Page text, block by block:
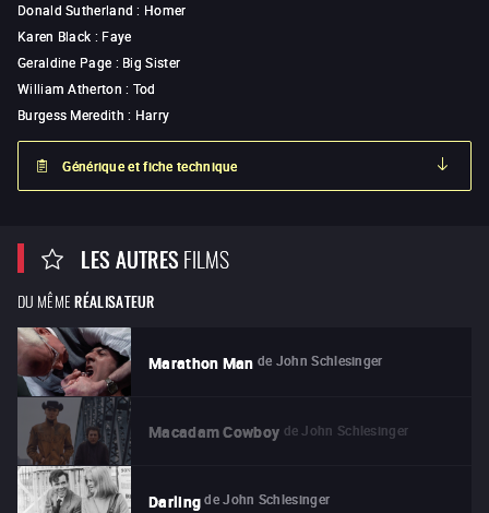
Donald Sutherland : Homer
Karen Black : Faye
Geraldine Page : Big Sister
William Atherton : Tod
Burgess Meredith : Harry
Générique et fiche technique
LES AUTRESFILMS
DU MÊME RÉALISATEUR
Marathon Man de John Schlesinger
Macadam Cowboy de John Schlesinger
Darling de John Schlesinger